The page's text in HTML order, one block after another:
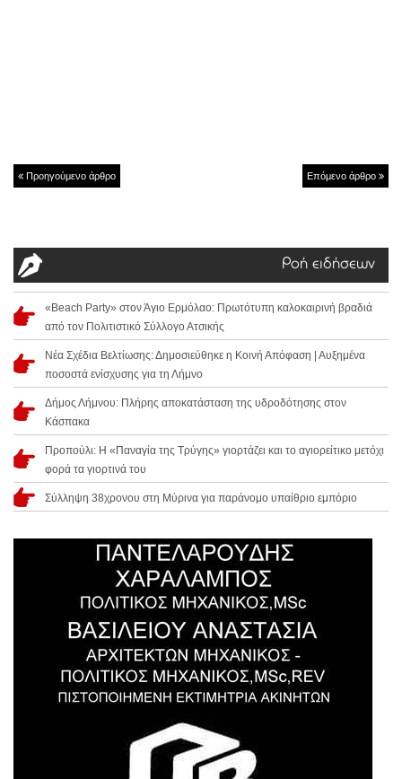
Προηγούμενο άρθρο Επόμενο άρθρο
Ροή ειδήσεων
«Beach Party» στον Άγιο Ερμόλαο: Πρωτότυπη καλοκαιρινή βραδιά
από τον Πολιτιστικό Σύλλογο Ατσικής
Νέα Σχέδια Βελτίωσης: Δημοσιεύθηκε η Κοινή Απόφαση | Αυξημένα
ποσοστά ενίσχυσης για τη Λήμνο
Δήμος Λήμνου: Πλήρης αποκατάσταση της υδροδότησης στον
Κάσπακα
Προπούλι: Η «Παναγία της Τρύγης» γιορτάζει και το αγιορείτικο μετόχι
φορά τα γιορτινά του
Σύλληψη 38χρονου στη Μύρινα για παράνομο υπαίθριο εμπόριο